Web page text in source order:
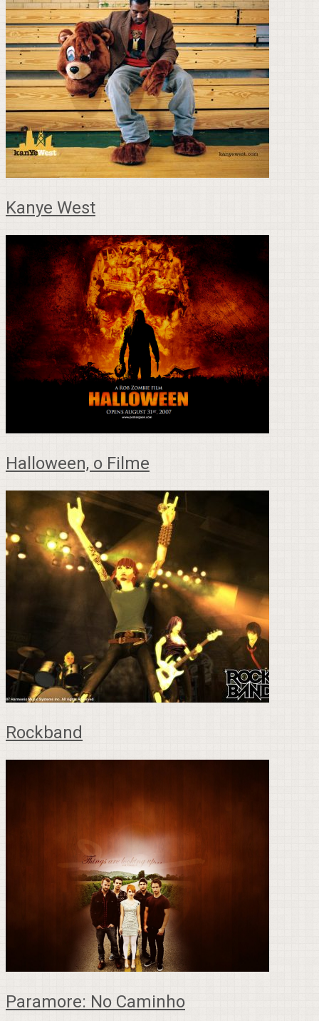
Kanye West
Halloween, o Filme
Rockband
Paramore: No Caminho